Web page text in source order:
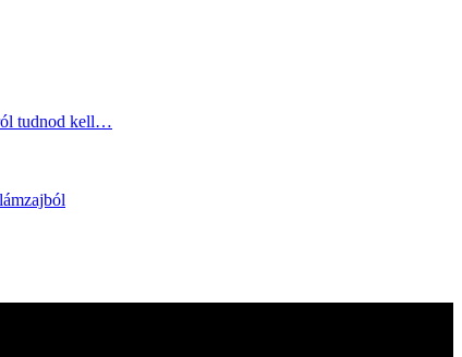
tudnod kell…